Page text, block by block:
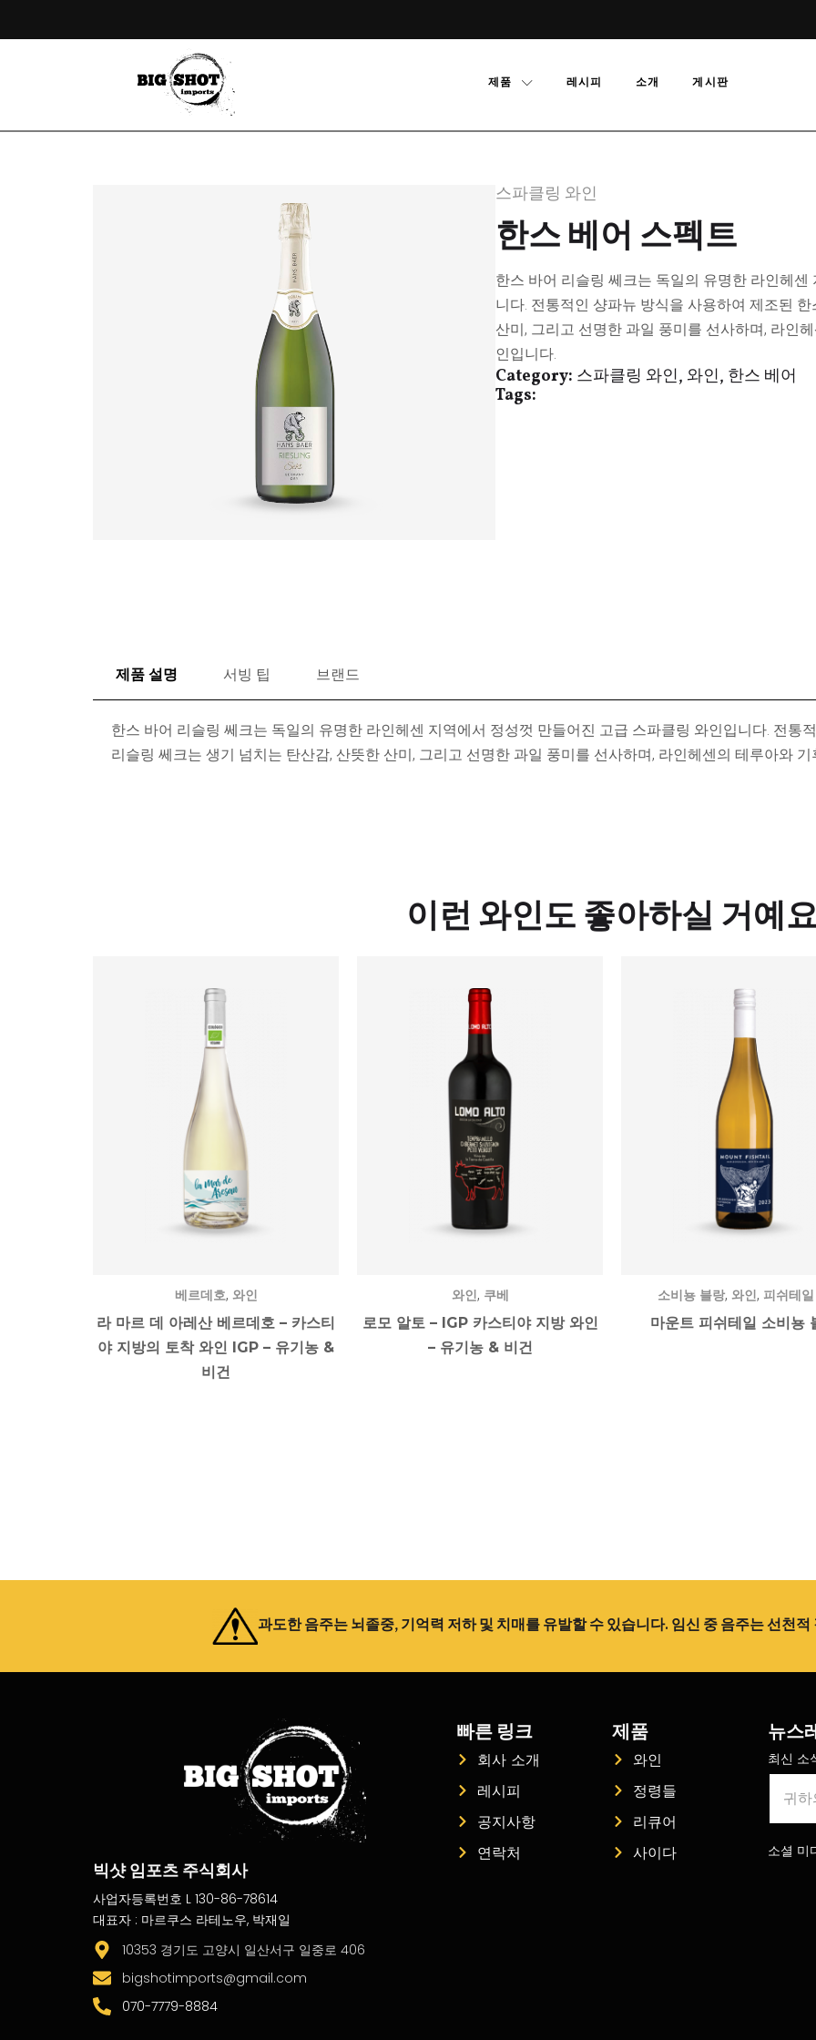
제품 레시피 소개 게시판
스파클링 와인
한스 베어 스펙트
한스 바어 리슬링 쎄크는 독일의 유명한 라인헤
니다. 전통적인 샹파뉴 방식을 사용하여 제조된
산미, 그리고 선명한 과일 풍미를 선사하며, 라인
인입니다.
Category: 스파클링 와인, 와인, 한스 베어
Tags:
제품 설명 서빙 팁 브랜드
한스 바어 리슬링 쎄크는 독일의 유명한 라인헤센 지역에서 정성껏 만들어진 고급 스파클링 와인입니다. 전통
리슬링 쎄크는 생기 넘치는 탄산감, 산뜻한 산미, 그리고 선명한 과일 풍미를 선사하며, 라인헤센의 테루아와
이런 와인도 좋아하실 거예
베르데호, 와인
라 마르 데 아레산 베르데호 – 카스티
야 지방의 토착 와인 IGP – 유기농 &
비건
와인, 쿠베
로모 알토 – IGP 카스티야 지방 와인
– 유기농 & 비건
소비뇽 블랑, 와인, 피쉬테
마운트 피쉬테일 소비뇽
과도한 음주는 뇌졸중, 기억력 저하 및 치매를 유발할 수 있습니다. 임신 중 음주는 선천
빅샷 임포츠 주식회사
사업자등록번호 L 130-86-78614
대표자 : 마르쿠스 라테노우, 박재일
10353 경기도 고양시 일산서구 일중로 406
bigshotimports@gmail.com
070-7779-8884
빠른 링크
회사 소개
레시피
공지사항
연락처
제품
와인
정령들
리큐어
사이다
뉴스
최신 소
소셜 미